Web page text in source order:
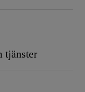
tjänster